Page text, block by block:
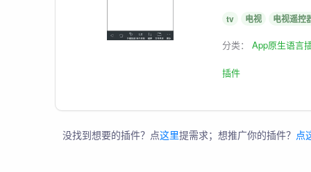
tv 电视 电视遥控
分类：App原生语言
插件
没找到想要的插件？点这里提需求；想推广你的插件？ 点